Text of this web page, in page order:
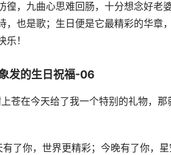
徨，九曲心思难回肠，十分想念好老
，也是歌；生日便是它最精彩的华章
乐！
发的生日祝福-06
上苍在今天给了我一个特别的礼物，
了你，世界更精彩；今晚有了你，